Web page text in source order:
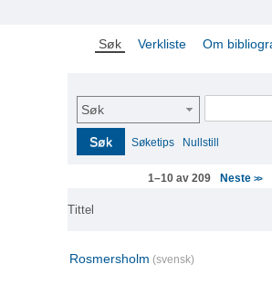
Søk Verkliste Om
Søk
Søk Søketips Nullstill
1–10 av 209 Neste >>
Tittel
Rosmersholm (svensk)